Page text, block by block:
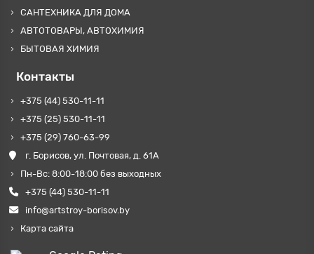
САНТЕХНИКА ДЛЯ ДОМА
АВТОТОВАРЫ, АВТОХИМИЯ
БЫТОВАЯ ХИМИЯ
Контакты
+375 (44) 530-11-11
+375 (25) 530-11-11
+375 (29) 760-63-99
г. Борисов, ул. Почтовая, д. 61А
Пн-Вс: 8:00-18:00 без выходных
+375 (44) 530-11-11
info@artstroy-borisov.by
Карта сайта